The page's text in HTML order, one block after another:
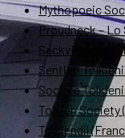
Mythopoeic
Proudneck – Lo
Sackville –
Sentieri
Società
Tolkien Society
Tolkiendil